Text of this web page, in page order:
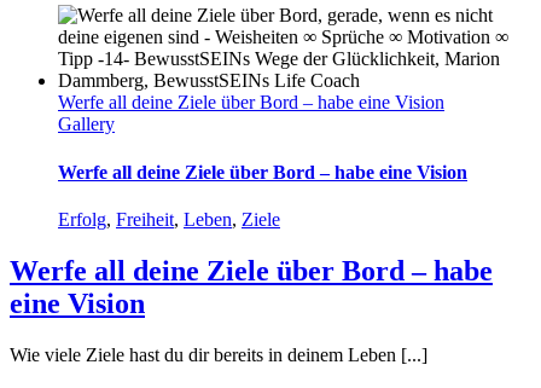
Werfe all deine Ziele über Bord – habe eine Vision
Gallery
Werfe all deine Ziele über Bord – habe eine Vision
Erfolg, Freiheit, Leben, Ziele
Werfe all deine Ziele über Bord – habe
eine Vision
Wie viele Ziele hast du dir bereits in deinem Leben [...]